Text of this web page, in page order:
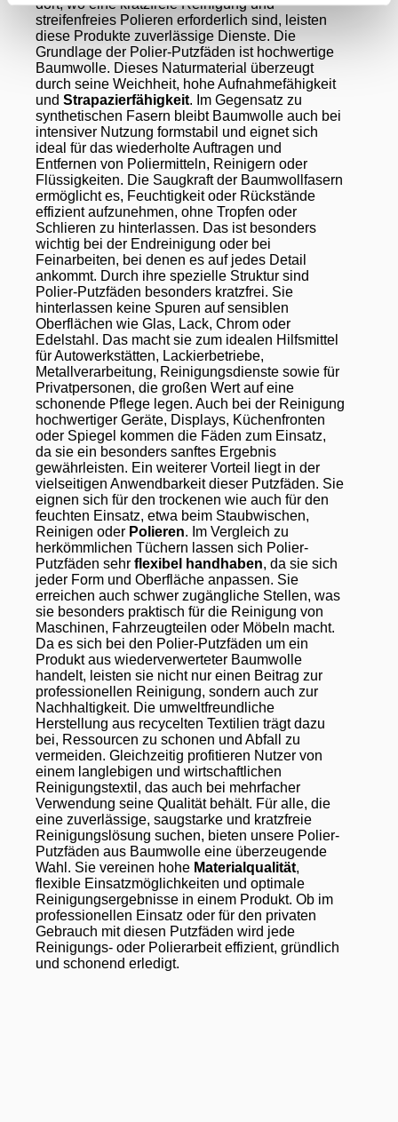
dort, wo eine kratzfreie Reinigung und
streifenfreies Polieren erforderlich sind, leisten
diese Produkte zuverlässige Dienste. Die
Grundlage der Polier-Putzfäden ist hochwertige
Baumwolle. Dieses Naturmaterial überzeugt
durch seine Weichheit, hohe Aufnahmefähigkeit
und Strapazierfähigkeit. Im Gegensatz zu
synthetischen Fasern bleibt Baumwolle auch bei
intensiver Nutzung formstabil und eignet sich
ideal für das wiederholte Auftragen und
Entfernen von Poliermitteln, Reinigern oder
Flüssigkeiten. Die Saugkraft der Baumwollfasern
ermöglicht es, Feuchtigkeit oder Rückstände
effizient aufzunehmen, ohne Tropfen oder
Schlieren zu hinterlassen. Das ist besonders
wichtig bei der Endreinigung oder bei
Feinarbeiten, bei denen es auf jedes Detail
ankommt. Durch ihre spezielle Struktur sind
Polier-Putzfäden besonders kratzfrei. Sie
hinterlassen keine Spuren auf sensiblen
Oberflächen wie Glas, Lack, Chrom oder
Edelstahl. Das macht sie zum idealen Hilfsmittel
für Autowerkstätten, Lackierbetriebe,
Metallverarbeitung, Reinigungsdienste sowie für
Privatpersonen, die großen Wert auf eine
schonende Pflege legen. Auch bei der Reinigung
hochwertiger Geräte, Displays, Küchenfronten
oder Spiegel kommen die Fäden zum Einsatz,
da sie ein besonders sanftes Ergebnis
gewährleisten. Ein weiterer Vorteil liegt in der
vielseitigen Anwendbarkeit dieser Putzfäden. Sie
eignen sich für den trockenen wie auch für den
feuchten Einsatz, etwa beim Staubwischen,
Reinigen oder Polieren. Im Vergleich zu
herkömmlichen Tüchern lassen sich Polier-
Putzfäden sehr flexibel handhaben, da sie sich
jeder Form und Oberfläche anpassen. Sie
erreichen auch schwer zugängliche Stellen, was
sie besonders praktisch für die Reinigung von
Maschinen, Fahrzeugteilen oder Möbeln macht.
Da es sich bei den Polier-Putzfäden um ein
Produkt aus wiederverwerteter Baumwolle
handelt, leisten sie nicht nur einen Beitrag zur
professionellen Reinigung, sondern auch zur
Nachhaltigkeit. Die umweltfreundliche
Herstellung aus recycelten Textilien trägt dazu
bei, Ressourcen zu schonen und Abfall zu
vermeiden. Gleichzeitig profitieren Nutzer von
einem langlebigen und wirtschaftlichen
Reinigungstextil, das auch bei mehrfacher
Verwendung seine Qualität behält. Für alle, die
eine zuverlässige, saugstarke und kratzfreie
Reinigungslösung suchen, bieten unsere Polier-
Putzfäden aus Baumwolle eine überzeugende
Wahl. Sie vereinen hohe Materialqualität,
flexible Einsatzmöglichkeiten und optimale
Reinigungsergebnisse in einem Produkt. Ob im
professionellen Einsatz oder für den privaten
Gebrauch mit diesen Putzfäden wird jede
Reinigungs- oder Polierarbeit effizient, gründlich
und schonend erledigt.